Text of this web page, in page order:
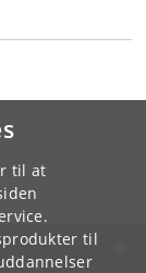
til at
til